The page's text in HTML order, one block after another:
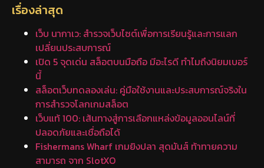
เรื่องล่าสุด
เว็บ นากาเว: สำรวจเว็บไซต์เพื่อการเรียนรู้และการแลก
เปลี่ยนประสบการณ์
เปิด 5 จุดเด่น สล็อตบนมือถือ มีอะไรดี ทำไมถึงนิยมเบอร์
นี้
สล็อตเว็บทดลองเล่น: คู่มือใช้งานและประสบการณ์จริงใน
การสำรวจโลกเกมสล็อต
เว็บแท้ 100: เส้นทางสู่การเลือกแหล่งข้อมูลออนไลน์ที่
ปลอดภัยและเชื่อถือได้
Fishermans Wharf เกมยิงปลา สุดมันส์ ท้าทายความ
สามารถ จาก SlotXO